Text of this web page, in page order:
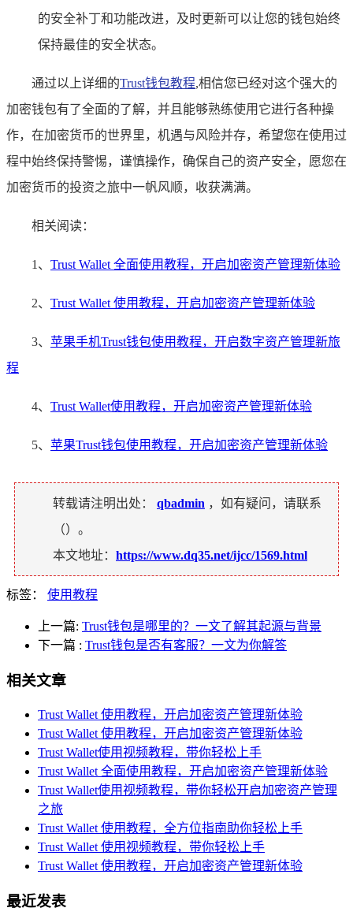
的安全补丁和功能改进，及时更新可以让您的钱包始终
保持最佳的安全状态。
通过以上详细的Trust钱包教程,相信您已经对这个强大的
加密钱包有了全面的了解，并且能够熟练使用它进行各种操
作，在加密货币的世界里，机遇与风险并存，希望您在使用过
程中始终保持警惕，谨慎操作，确保自己的资产安全，愿您在
加密货币的投资之旅中一帆风顺，收获满满。
相关阅读：
1、 Trust Wallet 全面使用教程，开启加密资产管理新体验
2、 Trust Wallet 使用教程，开启加密资产管理新体验
3、 苹果手机Trust钱包使用教程，开启数字资产管理新旅
程
4、 Trust Wallet使用教程，开启加密资产管理新体验
5、 苹果Trust钱包使用教程，开启加密资产管理新体验
转载请注明出处： qbadmin ，如有疑问，请联系
（）。
本文地址： https://www.dq35.net/ijcc/1569.html
标签： 使用教程
上一篇: Trust钱包是哪里的？一文了解其起源与背景
下一篇 : Trust钱包是否有客服？一文为你解答
相关文章
Trust Wallet 使用教程，开启加密资产管理新体验
Trust Wallet 使用教程，开启加密资产管理新体验
Trust Wallet使用视频教程，带你轻松上手
Trust Wallet 全面使用教程，开启加密资产管理新体验
Trust Wallet使用视频教程，带你轻松开启加密资产管理
之旅
Trust Wallet 使用教程，全方位指南助你轻松上手
Trust Wallet 使用视频教程，带你轻松上手
Trust Wallet 使用教程，开启加密资产管理新体验
最近发表